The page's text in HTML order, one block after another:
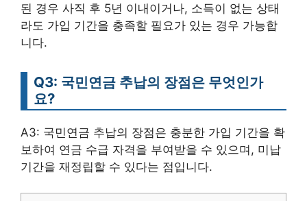
된 경우 사직 후 5년 이내이거나, 소득이 없는 상태
라도 가입 기간을 충족할 필요가 있는 경우 가능합
니다.
Q3: 국민연금 추납의 장점은 무엇인가
요?
A3: 국민연금 추납의 장점은 충분한 가입 기간을 확
보하여 연금 수급 자격을 부여받을 수 있으며, 미납
기간을 재정립할 수 있다는 점입니다.